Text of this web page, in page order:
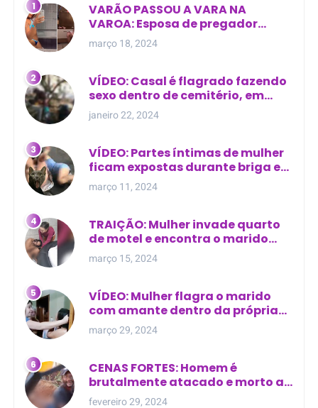
VARÃO PASSOU A VARA NA
VAROA: Esposa de pregador
evangélico descobre
relacionamento extra-conjugal
março 18, 2024
VÍDEO: Casal é flagrado fazendo
sexo dentro de cemitério, em
cima de túmulo no Maranhão
janeiro 22, 2024
VÍDEO: Partes íntimas de mulher
ficam expostas durante briga em
Manaus
março 11, 2024
TRAIÇÃO: Mulher invade quarto
de motel e encontra o marido
com outra na cama
março 15, 2024
VÍDEO: Mulher flagra o marido
com amante dentro da própria
residência
março 29, 2024
CENAS FORTES: Homem é
brutalmente atacado e morto a
golpes de facão em joão lisboa
fevereiro 29, 2024